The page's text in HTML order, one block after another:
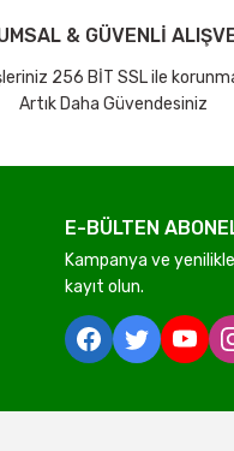
& GÜVENLİ
256 BİT SSL ile
Artık Daha Güvendesiniz
E-BÜLTEN
Kampanya ve
kayıt olun.